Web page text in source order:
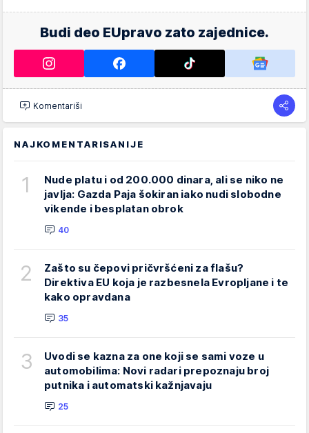
Budi deo EUpravo zato zajednice.
Komentariši
NAJKOMENTARISANIJE
1
Nude platu i od 200.000 dinara, ali se niko ne
javlja: Gazda Paja šokiran iako nudi slobodne
vikende i besplatan obrok
40
2
Zašto su čepovi pričvršćeni za flašu?
Direktiva EU koja je razbesnela Evropljane i te
kako opravdana
35
3
Uvodi se kazna za one koji se sami voze u
automobilima: Novi radari prepoznaju broj
putnika i automatski kažnjavaju
25